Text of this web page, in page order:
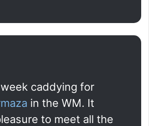
caddying for
in the WM. It
to meet all the